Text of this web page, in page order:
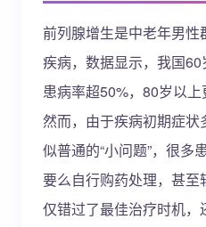
前列腺增生是中老年男
疾病，数据显示，我国
患病率超50%，80岁以上
然而，由于疾病初期症
似普通的“小问题”，很多
要么自行购药处理，甚
仅错过了最佳治疗时机